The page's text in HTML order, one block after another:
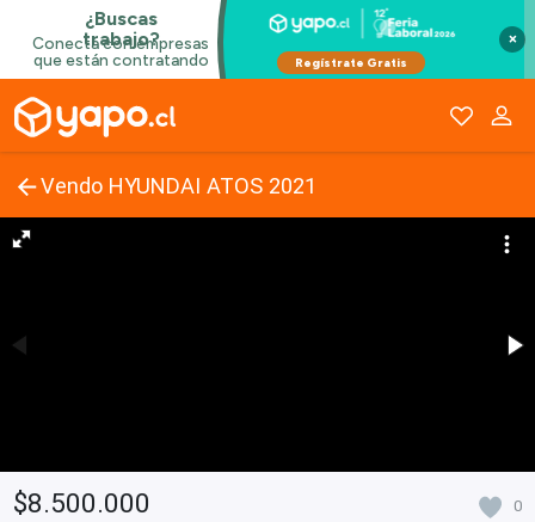
×
Vendo HYUNDAI ATOS 2021
$8.500.000 0